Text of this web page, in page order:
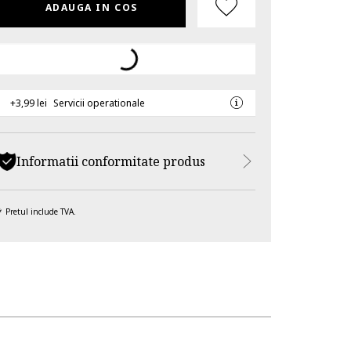
ADAUGA IN COS
+3,99 lei Servicii operationale
Informatii conformitate produs
Pretul include TVA.